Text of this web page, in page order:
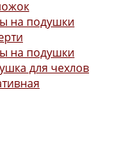
на подушки
на подушки
для чехлов